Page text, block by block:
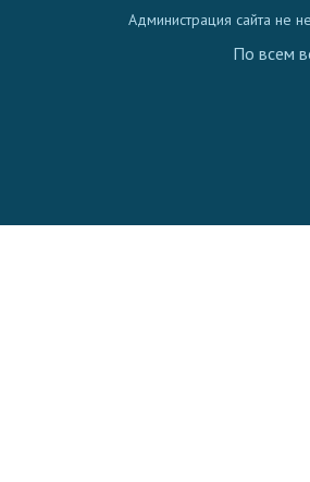
Администрация сайта не
По всем